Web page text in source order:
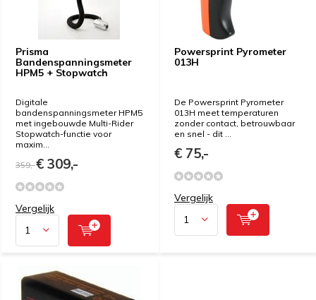
Prisma
Bandenspanningsmeter
HPM5 + Stopwatch
Digitale
bandenspanningsmeter HPM5
met ingebouwde Multi-Rider
Stopwatch-functie voor
maxim...
359,-€ 309,-
Vergelijk
Powersprint Pyrometer
013H
De Powersprint Pyrometer
013H meet temperaturen
zonder contact, betrouwbaar
en snel - dit ...
€ 75,-
Vergelijk